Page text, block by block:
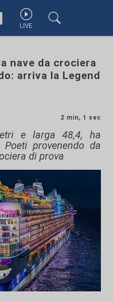
LIVE
nave da crociera
arriva la Legend
2 min, 1 sec
e larga 48,4, ha
provenendo da
di prova